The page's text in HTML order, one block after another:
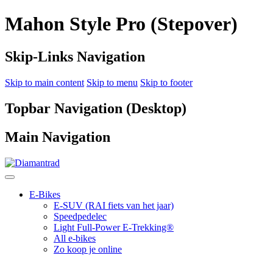
Mahon Style Pro (Stepover)
Skip-Links Navigation
Skip to main content Skip to menu Skip to footer
Topbar Navigation (Desktop)
Main Navigation
E-Bikes
E-SUV (RAI fiets van het jaar)
Speedpedelec
Light Full-Power E-Trekking®
All e-bikes
Zo koop je online